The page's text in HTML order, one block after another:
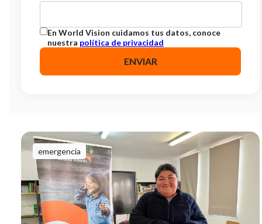
En World Vision cuidamos tus datos, conoce
nuestra política de privacidad
emergencia